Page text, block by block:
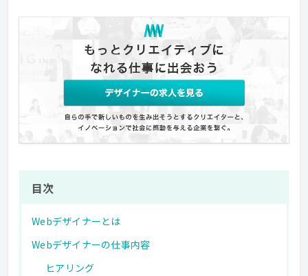
目次
Webデザイナーとは
Webデザイナーの仕事内容
ヒアリング